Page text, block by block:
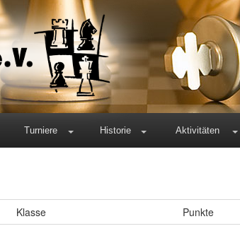
Turniere Historie Aktivitäten
Klasse Punkte